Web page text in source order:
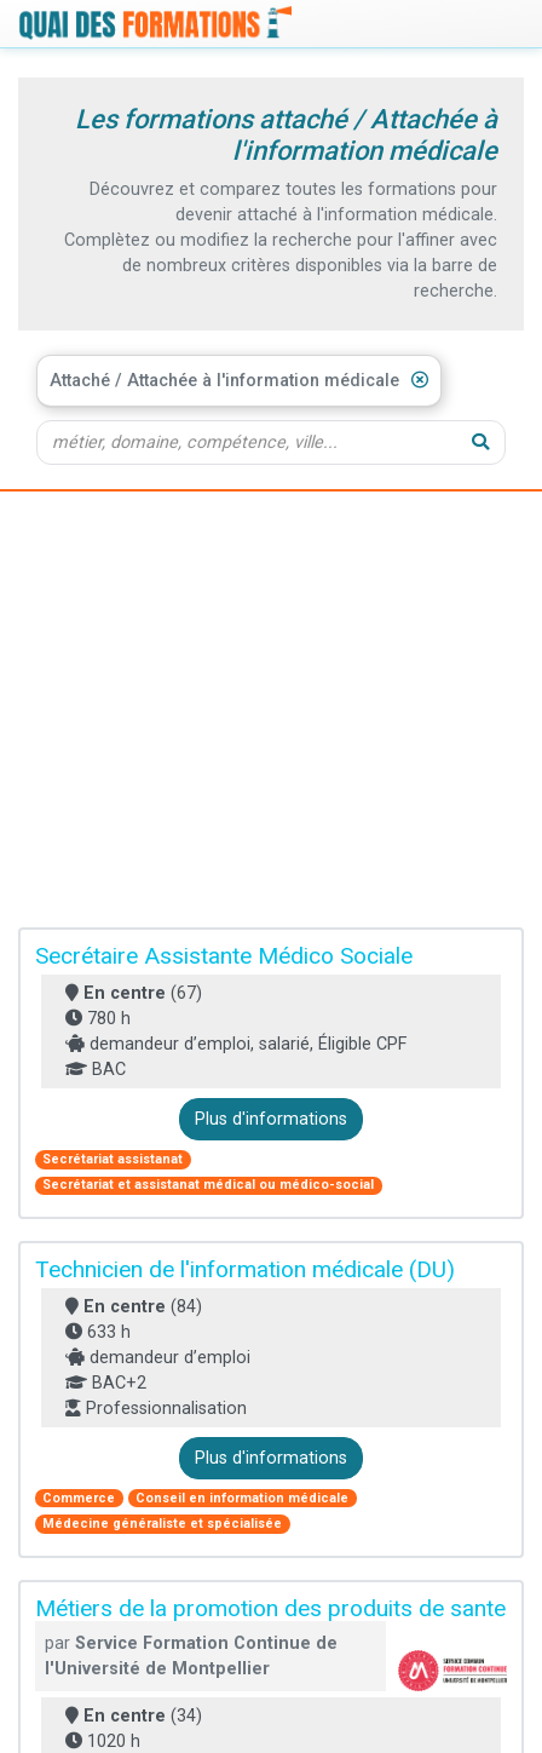
Les formations attaché / Attachée à
l'information médicale
Découvrez et comparez toutes les formations pour
devenir attaché à l'information médicale.
Complètez ou modifiez la recherche pour l'affiner avec
de nombreux critères disponibles via la barre de
recherche.
Attaché / Attachée à l'information médicale
Secrétaire Assistante Médico Sociale
En centre (67)
780 h
demandeur d’emploi, salarié, Éligible CPF
BAC
Plus d'informations
Secrétariat assistanat
Secrétariat et assistanat médical ou médico-social
Technicien de l'information médicale (DU)
En centre (84)
633 h
demandeur d’emploi
BAC+2
Professionnalisation
Plus d'informations
Commerce
Conseil en information médicale
Médecine généraliste et spécialisée
Métiers de la promotion des produits de sante
par Service Formation Continue de
l'Université de Montpellier
En centre (34)
1020 h